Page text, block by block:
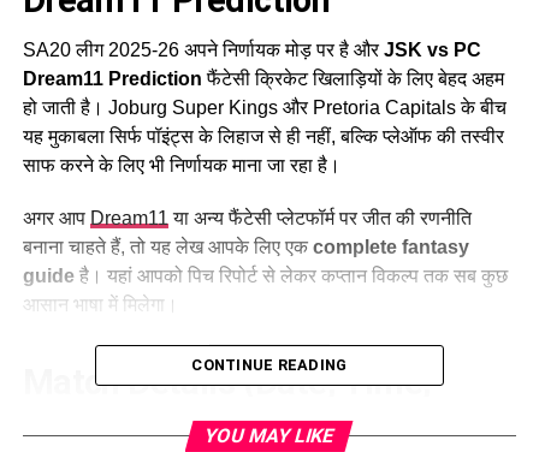
SA20 लीग 2025-26 अपने निर्णायक मोड़ पर है औरJSK vs PC
Dream11 Prediction फैंटेसी क्रिकेट खिलाड़ियों के लिए बेहद अहम
हो जाती है। Joburg Super Kings और Pretoria Capitals के बीच
यह मुकाबला सिर्फ पॉइंट्स के लिहाज से ही नहीं, बल्कि प्लेऑफ की तस्वीर
साफ करने के लिए भी निर्णायक माना जा रहा है।
अगर आप Dream11 या अन्य फैंटेसी प्लेटफॉर्म पर जीत की रणनीति
बनाना चाहते हैं, तो यह लेख आपके लिए एक complete fantasy
guideहै। यहां आपको पिच रिपोर्ट से लेकर कप्तान विकल्प तक सब कुछ
आसान भाषा में मिलेगा।
Match Details (Date, Time,
Venue)
CONTINUE READING
YOU MAY LIKE